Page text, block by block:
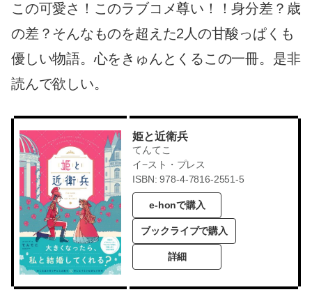
この可愛さ！このラブコメ尊い！！身分差？歳
の差？そんなものを超えた2人の甘酸っぱくも
優しい物語。心をきゅんとくるこの一冊。是非
読んで欲しい。
姫と近衛兵
てんてこ
イ−スト・プレス
ISBN: 978-4-7816-2551-5
e-honで購入
ブックライブで購入
詳細